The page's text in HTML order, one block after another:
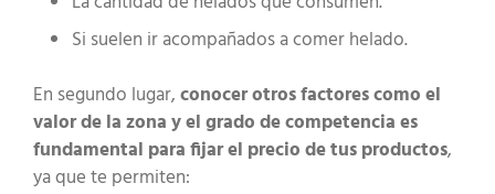
Si suelen ir acompañados a comer helado.
En segundo lugar,conocer otros factores como el
valor de la zona y el grado de competencia es
fundamental para fijar el precio de tus productos,
ya que te permiten: